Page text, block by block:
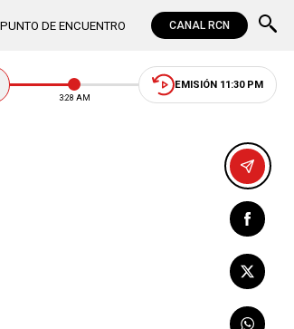
PUNTO DE ENCUENTRO CANAL RCN
3:28 AM
EMISIÓN 11:30 PM